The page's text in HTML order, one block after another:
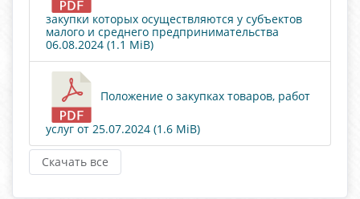
закупки которых осуществляются у субъектов
малого и среднего предпринимательства
06.08.2024 (1.1 MiB)
Положение о закупках товаров, работ
услуг от 25.07.2024 (1.6 MiB)
Скачать все